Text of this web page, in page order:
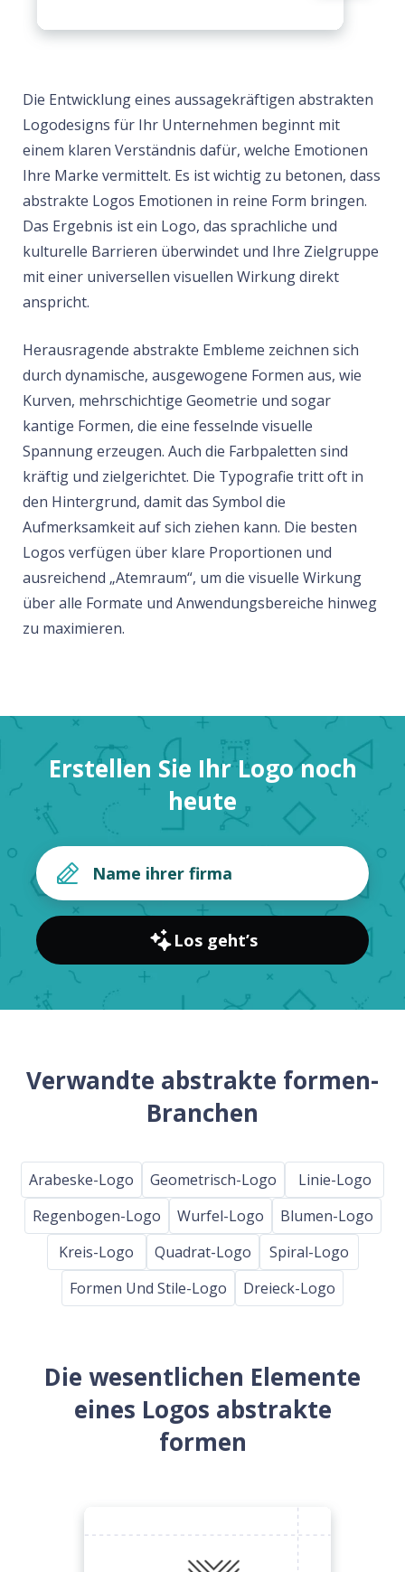
Die Entwicklung eines aussagekräftigen abstrakten
Logodesigns für Ihr Unternehmen beginnt mit
einem klaren Verständnis dafür, welche Emotionen
Ihre Marke vermittelt. Es ist wichtig zu betonen, dass
abstrakte Logos Emotionen in reine Form bringen.
Das Ergebnis ist ein Logo, das sprachliche und
kulturelle Barrieren überwindet und Ihre Zielgruppe
mit einer universellen visuellen Wirkung direkt
anspricht.
Herausragende abstrakte Embleme zeichnen sich
durch dynamische, ausgewogene Formen aus, wie
Kurven, mehrschichtige Geometrie und sogar
kantige Formen, die eine fesselnde visuelle
Spannung erzeugen. Auch die Farbpaletten sind
kräftig und zielgerichtet. Die Typografie tritt oft in
den Hintergrund, damit das Symbol die
Aufmerksamkeit auf sich ziehen kann. Die besten
Logos verfügen über klare Proportionen und
ausreichend „Atemraum“, um die visuelle Wirkung
über alle Formate und Anwendungsbereiche hinweg
zu maximieren.
Erstellen Sie Ihr Logo noch
heute
Los geht’s
Verwandte abstrakte formen-
Branchen
Arabeske-Logo Geometrisch-Logo
Linie-Logo
Regenbogen-Logo
Wurfel-Logo
Blumen-Logo
Kreis-Logo
Quadrat-Logo
Spiral-Logo
Formen Und Stile-Logo
Dreieck-Logo
Die wesentlichen Elemente
eines Logos abstrakte
formen